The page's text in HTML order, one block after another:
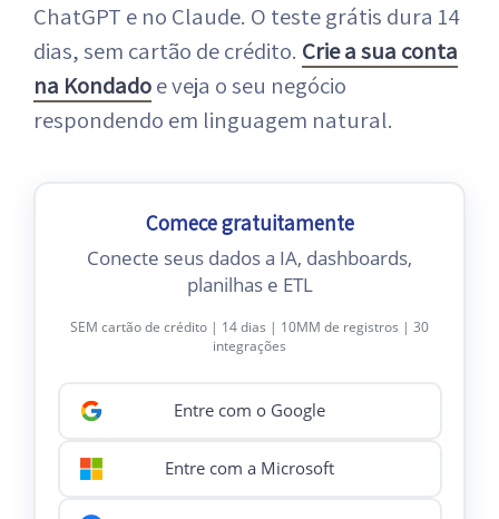
ChatGPT e no Claude. O teste grátis dura 14
dias, sem cartão de crédito. Crie a sua conta
na Kondadoe veja o seu negócio
respondendo em linguagem natural.
Comece gratuitamente
Conecte seus dados a IA, dashboards,
planilhas e ETL
SEM cartão de crédito | 14 dias | 10MM de registros | 30
integrações
Entre com o Google
Entre com a Microsoft